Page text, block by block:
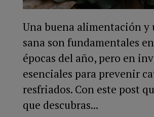
Una buena alimentación y
sana son fundamentales
épocas del año, pero en
esenciales para prevenir
resfriados. Con este post
que descubras...